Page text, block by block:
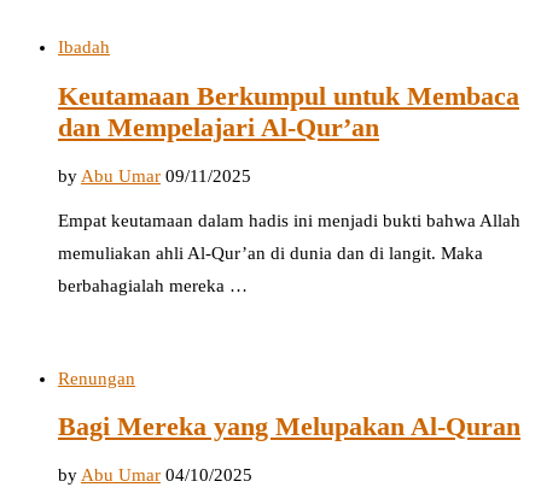
Ibadah
Keutamaan Berkumpul untuk Membaca
dan Mempelajari Al-Qur’an
by Abu Umar 09/11/2025
Empat keutamaan dalam hadis ini menjadi bukti bahwa Allah
memuliakan ahli Al-Qur’an di dunia dan di langit. Maka
berbahagialah mereka …
Renungan
Bagi Mereka yang Melupakan Al-Quran
by Abu Umar 04/10/2025